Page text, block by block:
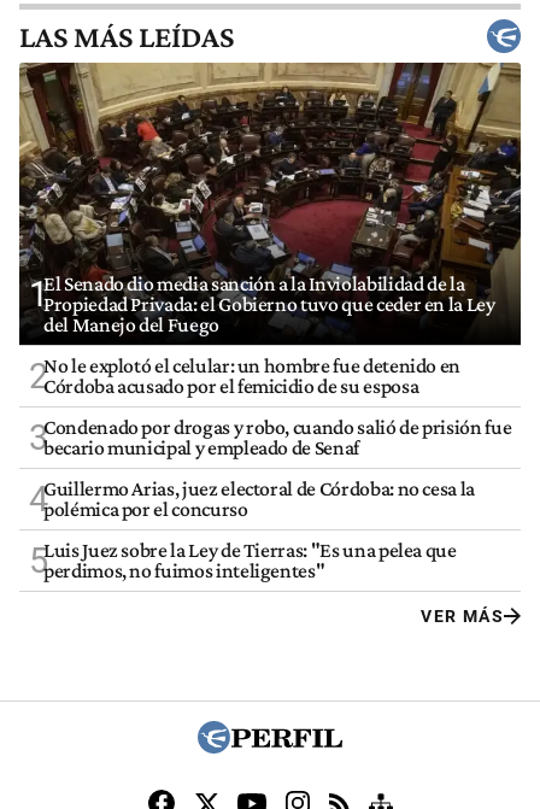
LAS MÁS LEÍDAS
1El Senado dio media sanción a la Inviolabilidad de la
Propiedad Privada: el Gobierno tuvo que ceder en la Ley
del Manejo del Fuego
2No le explotó el celular: un hombre fue detenido en
Córdoba acusado por el femicidio de su esposa
3Condenado por drogas y robo, cuando salió de prisión fue
becario municipal y empleado de Senaf
4Guillermo Arias, juez electoral de Córdoba: no cesa la
polémica por el concurso
5Luis Juez sobre la Ley de Tierras: "Es una pelea que
perdimos, no fuimos inteligentes"
VER MÁS